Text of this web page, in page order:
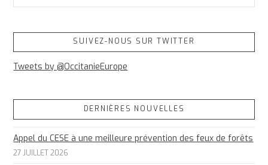
SUIVEZ-NOUS SUR TWITTER
Tweets by @OccitanieEurope
DERNIÈRES NOUVELLES
Appel du CESE à une meilleure prévention des feux de forêts
27 JUILLET 2026